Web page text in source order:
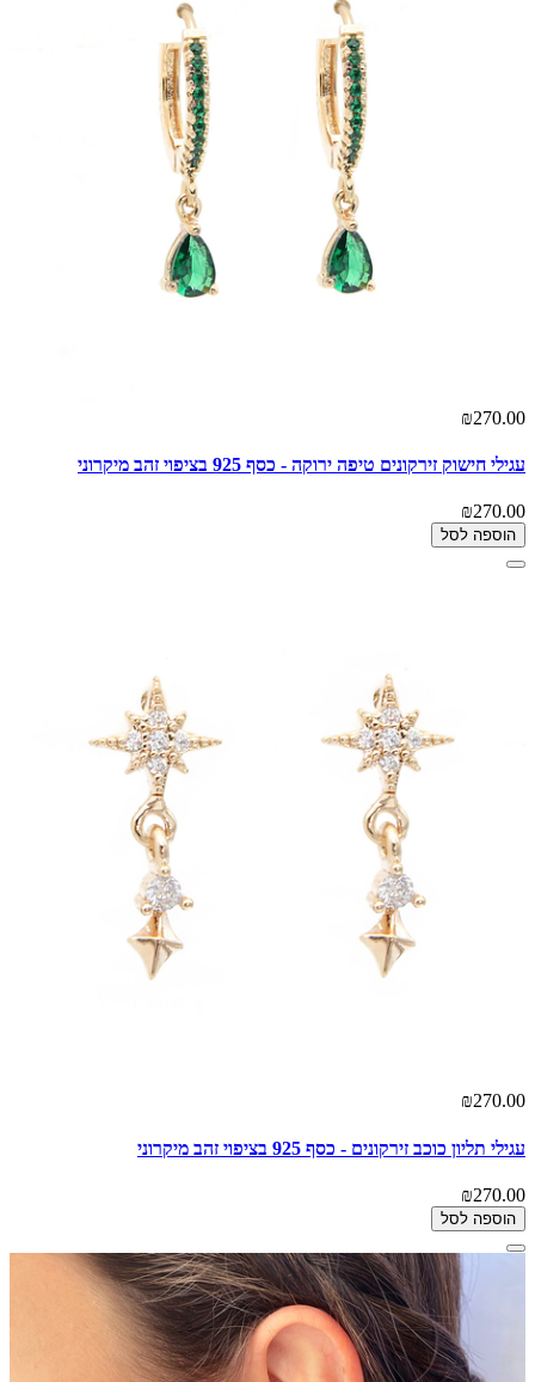
₪270.00
עגילי חישוק זירקונים טיפה ירוקה - כסף 925 בציפוי זהב מיקרוני
₪270.00
הוספה לסל
₪270.00
עגילי תליון כוכב זירקונים - כסף 925 בציפוי זהב מיקרוני
₪270.00
הוספה לסל